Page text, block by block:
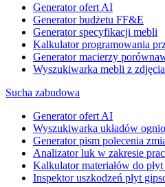
Generator ofert AI
Generator budżetu FF&E
Generator specyfikacji mebli
Kalkulator programowania
Generator macierzy
Wyszukiwarka mebli z zdjęcia
Sucha zabudowa
Generator ofert AI
Wyszukiwarka układów
Generator pism polecenia
Analizator luk w zakresie prac
Kalkulator materiałów do
Inspektor uszkodzeń płyt